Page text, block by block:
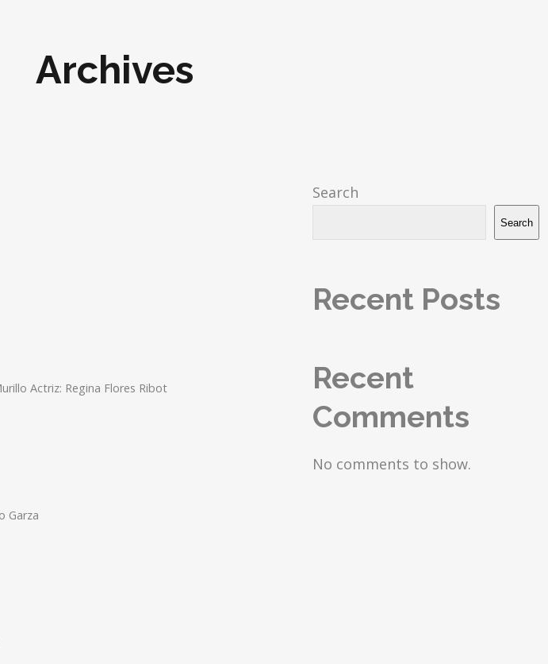
Archives
Actriz: Regina Flores Ribot
Garza
Search
Search
Recent Posts
Recent
Comments
No comments to show.